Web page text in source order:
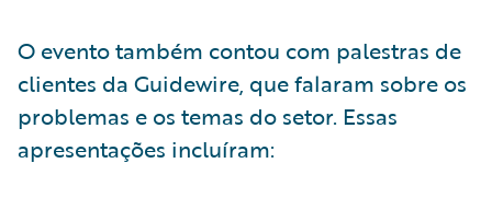
O evento também contou com palestras de
clientes da Guidewire, que falaram sobre os
problemas e os temas do setor. Essas
apresentações incluíram: